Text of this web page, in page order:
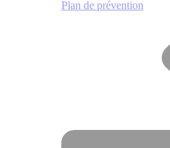
Plan de prévention